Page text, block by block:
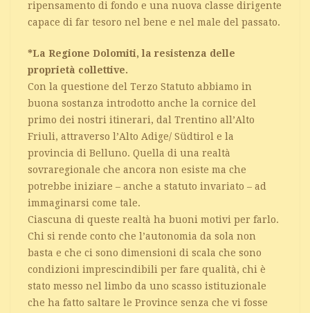
ripensamento di fondo e una nuova classe dirigente
capace di far tesoro nel bene e nel male del passato.
*La Regione Dolomiti, la resistenza delle
proprietà collettive.
Con la questione del Terzo Statuto abbiamo in
buona sostanza introdotto anche la cornice del
primo dei nostri itinerari, dal Trentino all’Alto
Friuli, attraverso l’Alto Adige/ Südtirol e la
provincia di Belluno. Quella di una realtà
sovraregionale che ancora non esiste ma che
potrebbe iniziare – anche a statuto invariato – ad
immaginarsi come tale.
Ciascuna di queste realtà ha buoni motivi per farlo.
Chi si rende conto che l’autonomia da sola non
basta e che ci sono dimensioni di scala che sono
condizioni imprescindibili per fare qualità, chi è
stato messo nel limbo da uno scasso istituzionale
che ha fatto saltare le Province senza che vi fosse